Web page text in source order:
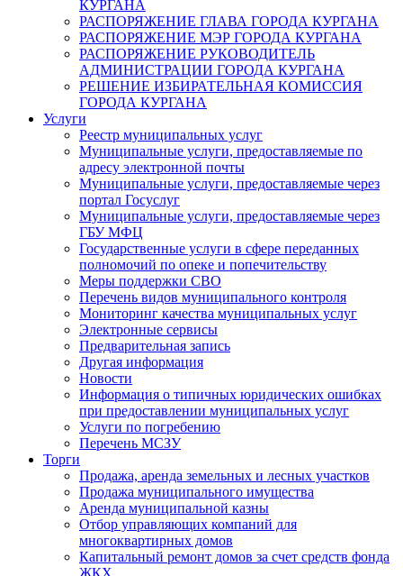
КУРГАНА
РАСПОРЯЖЕНИЕ ГЛАВА ГОРОДА КУРГАНА
РАСПОРЯЖЕНИЕ МЭР ГОРОДА КУРГАНА
РАСПОРЯЖЕНИЕ РУКОВОДИТЕЛЬ
АДМИНИСТРАЦИИ ГОРОДА КУРГАНА
РЕШЕНИЕ ИЗБИРАТЕЛЬНАЯ КОМИССИЯ
ГОРОДА КУРГАНА
Услуги
Реестр муниципальных услуг
Муниципальные услуги, предоставляемые по
адресу электронной почты
Муниципальные услуги, предоставляемые через
портал Госуслуг
Муниципальные услуги, предоставляемые через
ГБУ МФЦ
Государственные услуги в сфере переданных
полномочий по опеке и попечительству
Меры поддержки СВО
Перечень видов муниципального контроля
Мониторинг качества муниципальных услуг
Электронные сервисы
Предварительная запись
Другая информация
Новости
Информация о типичных юридических ошибках
при предоставлении муниципальных услуг
Услуги по погребению
Перечень МСЗУ
Торги
Продажа, аренда земельных и лесных участков
Продажа муниципального имущества
Аренда муниципальной казны
Отбор управляющих компаний для
многоквартирных домов
Капитальный ремонт домов за счет средств фонда
ЖКХ